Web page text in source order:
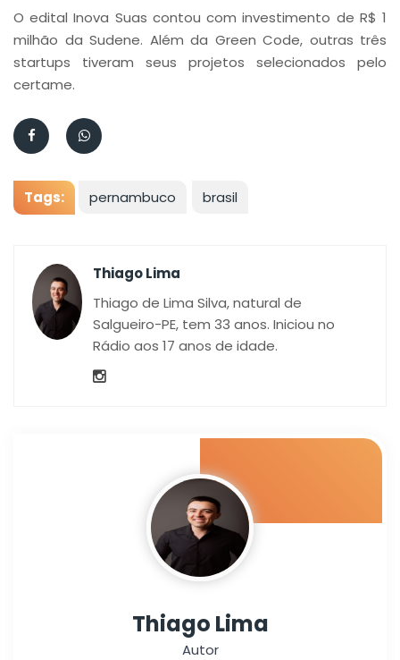
O edital Inova Suas contou com investimento de R$ 1
milhão da Sudene. Além da Green Code, outras três
startups tiveram seus projetos selecionados pelo
certame.
Tags: pernambuco brasil
Thiago Lima
Thiago de Lima Silva, natural de
Salgueiro-PE, tem 33 anos. Iniciou no
Rádio aos 17 anos de idade.
Thiago Lima
Autor